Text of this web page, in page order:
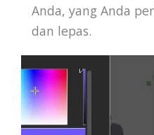
Anda, yang Anda
dan lepas.